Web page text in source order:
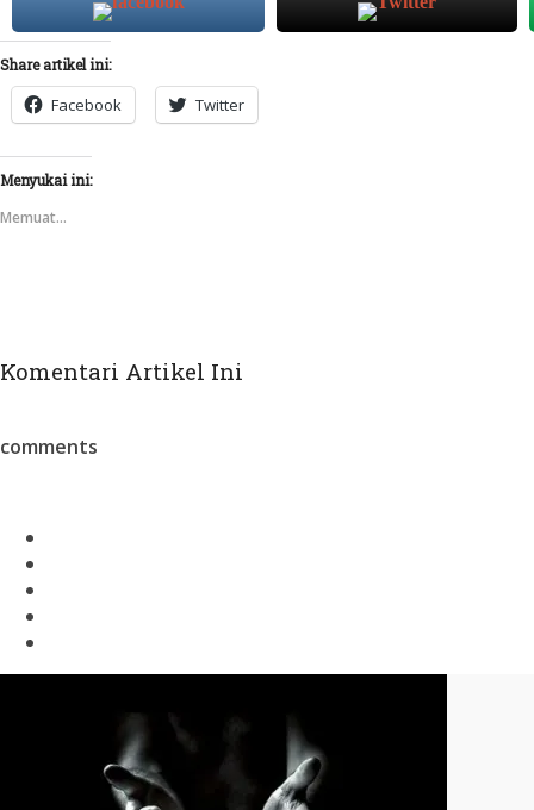
Share artikel ini:
Facebook Twitter
Menyukai ini:
Memuat...
Komentari Artikel Ini
comments